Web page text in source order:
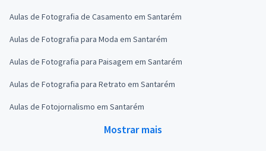
Aulas de Fotografia de Casamento em Santarém
Aulas de Fotografia para Moda em Santarém
Aulas de Fotografia para Paisagem em Santarém
Aulas de Fotografia para Retrato em Santarém
Aulas de Fotojornalismo em Santarém
Mostrar mais